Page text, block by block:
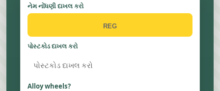
નેમ નોંધણી દાખલ કરો
પોસ્ટકોડ દાખલ કરો
Alloy wheels?